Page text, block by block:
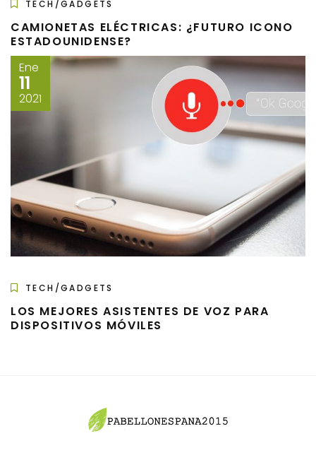
TECH/GADGETS
CAMIONETAS ELÉCTRICAS: ¿FUTURO ICONO
ESTADOUNIDENSE?
Ene
11
2021
TECH/GADGETS
LOS MEJORES ASISTENTES DE VOZ PARA
DISPOSITIVOS MÓVILES